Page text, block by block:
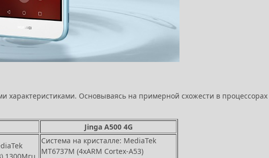
Основываясь на примерной схожести в
Jinga A500 4G
Система на кристалле: MediaTek
MT6737M (4xARM Cortex-A53)